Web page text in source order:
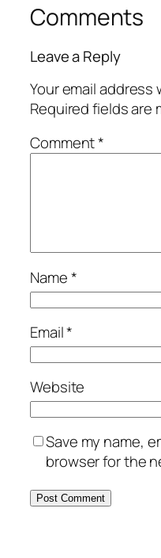
Comments
Leave a Reply
Your email
Required fields are
Comment*
Name*
Email*
Website
Save my name,
browser for the